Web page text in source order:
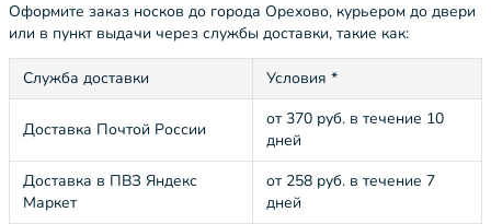
Оформите заказ носков до города Орехово, курьером до двери
или в пункт выдачи через службы доставки, такие как:
Служба доставки Условия *
Доставка Почтой России
от 370 руб. в течение 10
дней
Доставка в ПВЗ Яндекс
Маркет
от 258 руб. в течение 7
дней